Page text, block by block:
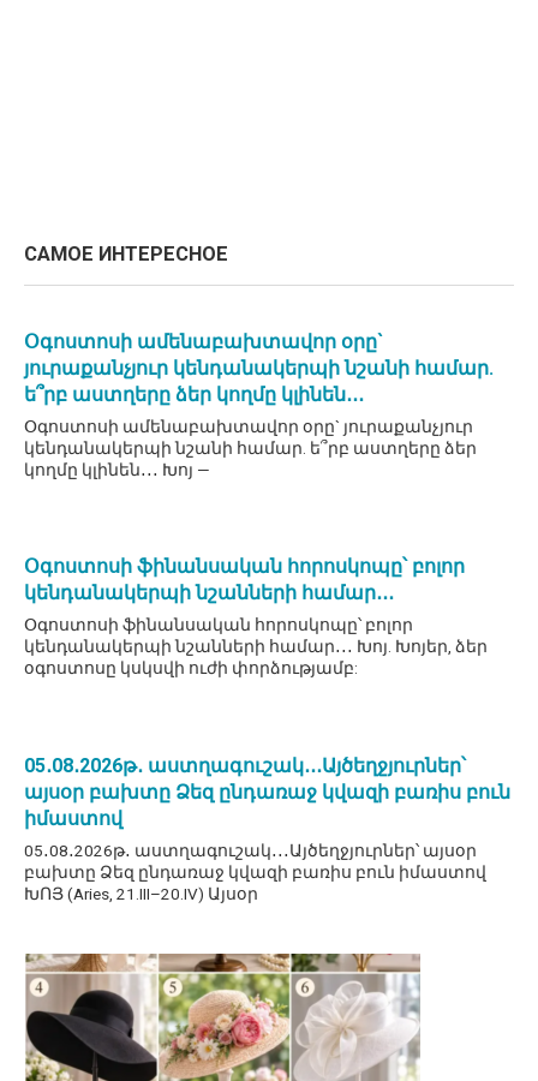
САМОЕ ИНТЕРЕСНОЕ
Օգոստոսի ամենաբախտավոր օրը`
յուրաքանչյուր կենդանակերպի նշանի համար.
ե՞րբ աստղերը ձեր կողմը կլինեն․․․
Օգոստոսի ամենաբախտավոր օրը` յուրաքանչյուր
կենդանակերպի նշանի համար. ե՞րբ աստղերը ձեր
կողմը կլինեն․․․ Խոյ —
Օգոստոսի ֆինանսական հորոսկոպը՝ բոլոր
կենդանակերպի նշանների համար․․․
Օգոստոսի ֆինանսական հորոսկոպը՝ բոլոր
կենդանակերպի նշանների համար․․․ Խոյ. Խոյեր, ձեր
օգոստոսը կսկսվի ուժի փորձությամբ:
05․08․2026թ․ աստղագուշակ․․․Այծեղջյուրներ՝
այսօր բախտը Ձեզ ընդառաջ կվազի բառիս բուն
իմաստով
05․08․2026թ․ աստղագուշակ․․․Այծեղջյուրներ՝ այսօր
բախտը Ձեզ ընդառաջ կվազի բառիս բուն իմաստով
ԽՈՅ (Aries, 21.III–20.IV) Այսօր